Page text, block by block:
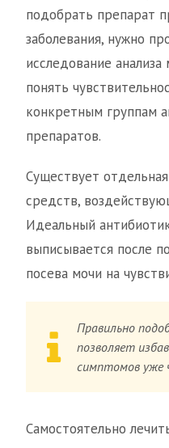
подобрать препарат
заболевания, нужно
исследование
понять
конкретным группам
препаратов.
Существует
средств,
Идеальный
выписывается после
посева мочи на
Правильно
позволяет
симптомов уже
Самостоятельно